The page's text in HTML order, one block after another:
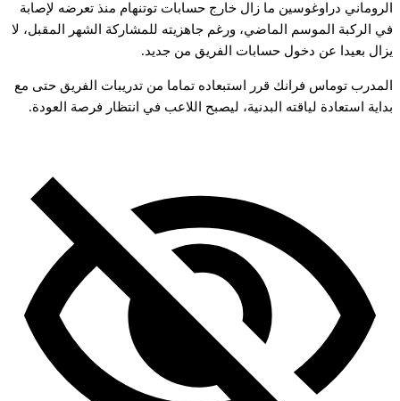
الروماني دراوغوسين ما زال خارج حسابات توتنهام منذ تعرضه لإصابة
في الركبة الموسم الماضي، ورغم جاهزيته للمشاركة الشهر المقبل، لا
يزال بعيدا عن دخول حسابات الفريق من جديد.
المدرب توماس فرانك قرر استبعاده تماما من تدريبات الفريق حتى مع
بداية استعادة لياقته البدنية، ليصبح اللاعب في انتظار فرصة العودة.